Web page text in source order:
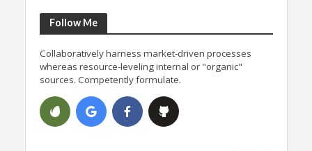
Follow Me
Collaboratively harness market-driven processes
whereas resource-leveling internal or "organic"
sources. Competently formulate.